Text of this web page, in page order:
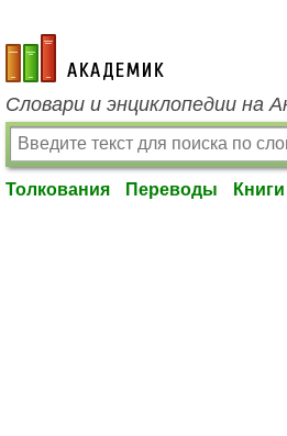
academic.ru
Словари и энциклопедии на
Толкования Переводы Книги